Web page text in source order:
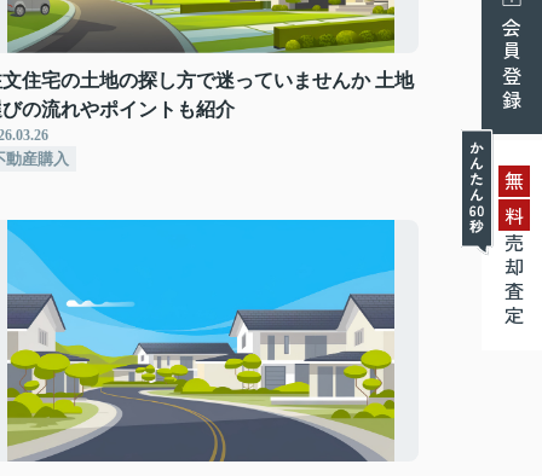
会員登録
無
料
売却査定
住宅の土地の探し方で迷っていませんか 土地
の流れやポイントも紹介
動産購入